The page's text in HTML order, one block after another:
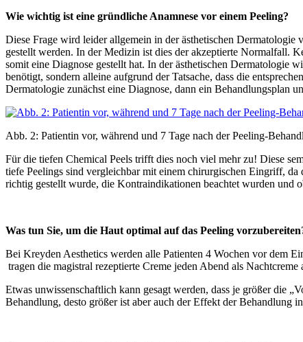
Wie wichtig ist eine gründliche Anamnese vor einem Peeling?
Diese Frage wird leider allgemein in der ästhetischen
gestellt werden. In der Medizin ist dies der akzeptierte Normalfall.
somit eine Diagnose gestellt hat. In der ästhetischen Dermatologie
benötigt, sondern alleine aufgrund der Tatsache, dass die
Dermatologie zunächst eine Diagnose, dann ein Behandlungsplan
Abb. 2: Patientin vor, während und 7 Tage nach der Peeling-
Für die tiefen Chemical Peels trifft dies noch viel mehr zu! Diese
tiefe Peelings sind vergleichbar mit einem chirurgischen Eingriff,
richtig gestellt wurde, die Kontraindikationen beachtet wurden
Was tun Sie, um die Haut optimal auf das Peeling
Bei Kreyden Aesthetics werden alle Patienten 4 Wochen vor dem
tragen die magistral rezeptierte Creme jeden Abend als
Etwas unwissenschaftlich kann gesagt werden, dass je größer die
Behandlung, desto größer ist aber auch der Effekt der Behandlung